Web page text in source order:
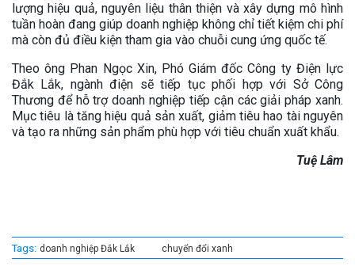
lượng hiệu quả, nguyên liệu thân thiện và xây dựng mô hình
tuần hoàn đang giúp doanh nghiệp không chỉ tiết kiệm chi phí
mà còn đủ điều kiện tham gia vào chuỗi cung ứng quốc tế.
Theo ông Phan Ngọc Xin, Phó Giám đốc Công ty Điện lực
Đắk Lắk, ngành điện sẽ tiếp tục phối hợp với Sở Công
Thương để hỗ trợ doanh nghiệp tiếp cận các giải pháp xanh.
Mục tiêu là tăng hiệu quả sản xuất, giảm tiêu hao tài nguyên
và tạo ra những sản phẩm phù hợp với tiêu chuẩn xuất khẩu.
Tuệ Lâm
Tags: doanh nghiệp Đắk Lắk chuyển đổi xanh